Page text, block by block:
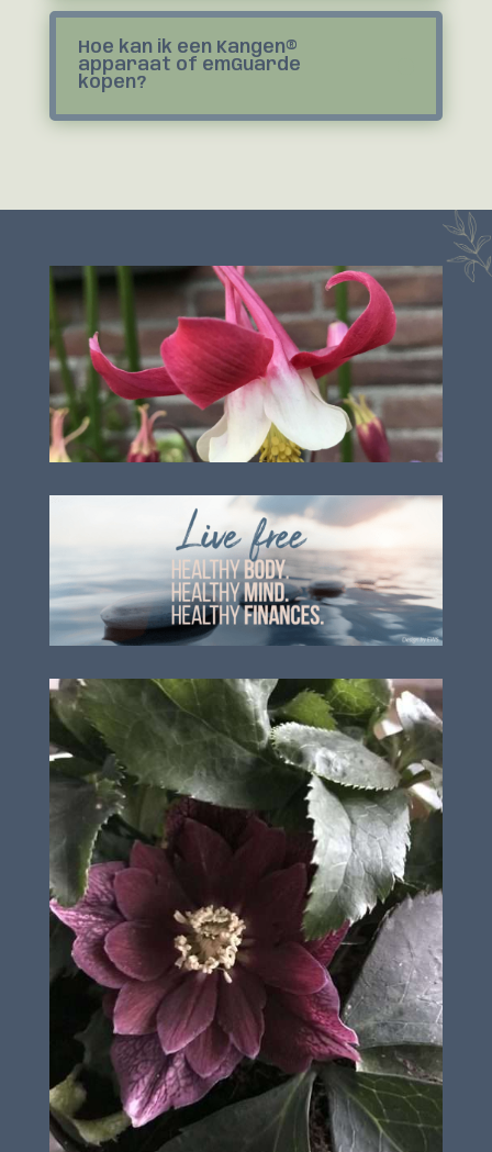
Hoe kan ik een Kangen®
apparaat of emGuarde
kopen?